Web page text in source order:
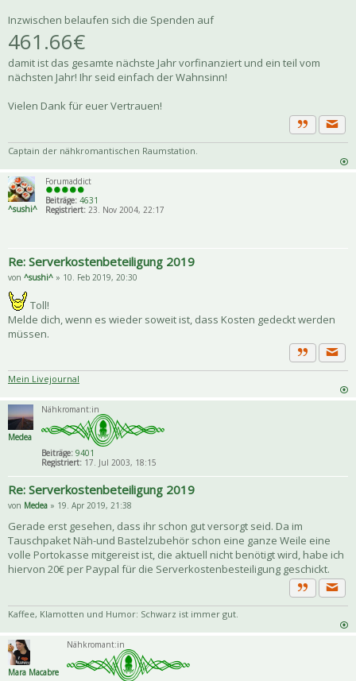
Inzwischen belaufen sich die Spenden auf
461.66€
damit ist das gesamte nächste Jahr vorfinanziert und ein teil vom
nächsten Jahr! Ihr seid einfach der Wahnsinn!
Vielen Dank für euer Vertrauen!
Zitat
Captain der nähkromantischen Raumstation.
^sushi^
Forumaddict
Beiträge: 4631
Registriert: 23. Nov 2004, 22:17
Re: Serverkostenbeteiligung 2019
von ^sushi^ » 10. Feb 2019, 20:30
Toll!
Melde dich, wenn es wieder soweit ist, dass Kosten gedeckt werden
müssen.
Zitat
Mein Livejournal
Medea
Nähkromant:in
Beiträge: 9401
Registriert: 17. Jul 2003, 18:15
Re: Serverkostenbeteiligung 2019
von Medea » 19. Apr 2019, 21:38
Gerade erst gesehen, dass ihr schon gut versorgt seid. Da im
Tauschpaket Näh-und Bastelzubehör schon eine ganze Weile eine
volle Portokasse mitgereist ist, die aktuell nicht benötigt wird, habe ich
hiervon 20€ per Paypal für die Serverkostenbesteiligung geschickt.
Zitat
Kaffee, Klamotten und Humor: Schwarz ist immer gut.
Mara Macabre
Nähkromant:in